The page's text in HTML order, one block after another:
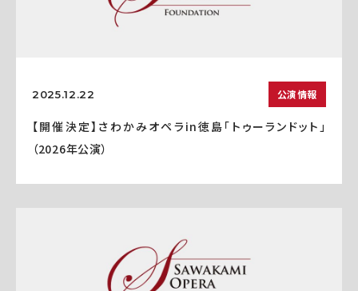
2025.12.22 公演情報
【開催決定】さわかみオペラin徳島「トゥーランドット」
（2026年公演）